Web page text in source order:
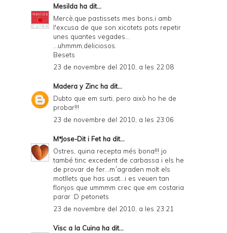
Mesilda ha dit...
Mercè,que pastissets mes bons,i amb
l'excusa de que son xicotets pots repetir
unes quantes vegades...
...uhmmm,deliciosos.
Besets
23 de novembre del 2010, a les 22:08
Madera y Zinc ha dit...
Dubto que em surti, pero això ho he de
probar!!!
23 de novembre del 2010, a les 23:06
MªJose-Dit i Fetha dit...
Ostres, quina recepta més bona!!! jo
també tinc excedent de carbassa i els he
de provar de fer...m´agraden molt els
motllets que has usat...i es veuen tan
flonjos que ummmm crec que em costaria
parar :D petonets
23 de novembre del 2010, a les 23:21
Visc a la Cuina ha dit...